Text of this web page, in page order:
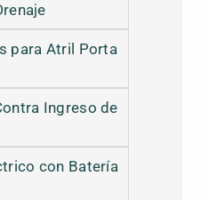
para Atril Porta
Ingreso de
con Batería